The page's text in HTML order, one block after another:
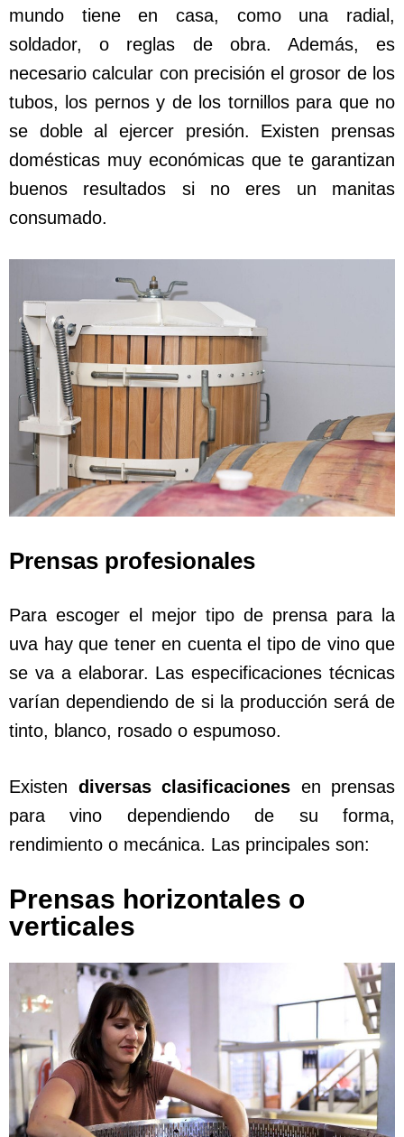
mundo tiene en casa, como una radial,
soldador, o reglas de obra. Además, es
necesario calcular con precisión el grosor de los
tubos, los pernos y de los tornillos para que no
se doble al ejercer presión. Existen prensas
domésticas muy económicas que te garantizan
buenos resultados si no eres un manitas
consumado.
Prensas profesionales
Para escoger el mejor tipo de prensa para la
uva hay que tener en cuenta el tipo de vino que
se va a elaborar. Las especificaciones técnicas
varían dependiendo de si la producción será de
tinto, blanco, rosado o espumoso.
Existen diversas clasificaciones en prensas
para vino dependiendo de su forma,
rendimiento o mecánica. Las principales son:
Prensas horizontales o
verticales